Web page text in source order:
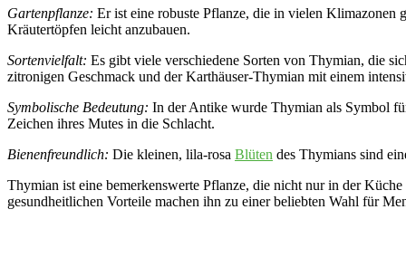
Gartenpflanze: Er ist eine robuste Pflanze, die in vielen Klimazonen
Kräutertöpfen leicht anzubauen.
Sortenvielfalt: Es gibt viele verschiedene Sorten von Thymian, die
zitronigen Geschmack und der Karthäuser-Thymian mit einem
Symbolische Bedeutung: In der Antike wurde Thymian als Symbol
Zeichen ihres Mutes in die Schlacht.
Bienenfreundlich: Die kleinen, lila-rosa Blüten des Thymians sind
Thymian ist eine bemerkenswerte Pflanze, die nicht nur in der
gesundheitlichen Vorteile machen ihn zu einer beliebten Wahl für